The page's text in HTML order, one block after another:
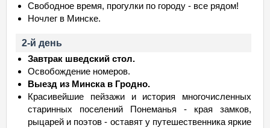
Свободное время, прогулки по городу - все рядом!
Ночлег в Минске.
2-й день
Завтрак шведский стол.
Освобождение номеров.
Выезд из Минска в Гродно.
Красивейшие пейзажи и история многочисленных
старинных поселений Понеманья - края замков,
рыцарей и поэтов - оставят у путешественника яркие